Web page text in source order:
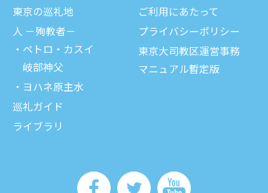
東京の巡礼地
⼈ －殉教者－
ペトロ・カスイ
岐部神父
ヨハネ原主水
巡礼ガイド
ライブラリ
ご利⽤にあたって
プライバシーポリシー
東京大司教区運営事務
マニュアル暫定版